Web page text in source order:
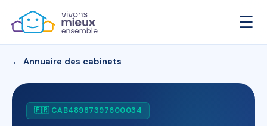
☰
← Annuaire des cabinets
🇫🇷 CAB48987397600034